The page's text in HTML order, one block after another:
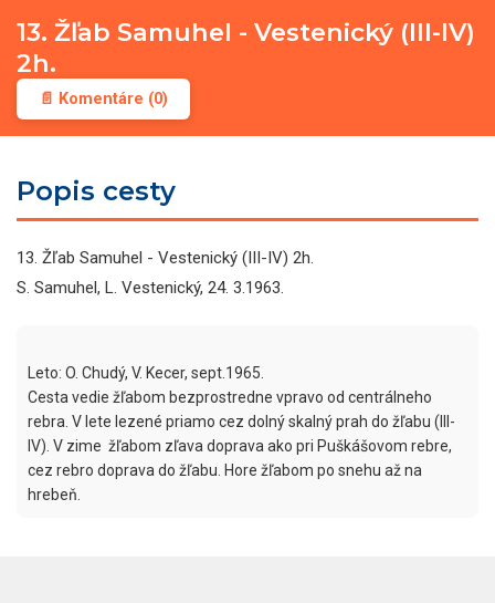
13. Žľab Samuhel - Vestenický (III-IV)
2h.
📄 Komentáre (0)
Popis cesty
13. Žľab Samuhel - Vestenický (III-IV) 2h.
S. Samuhel, L. Vestenický, 24. 3.1963.
Leto: O. Chudý, V. Kecer, sept.1965.
Cesta vedie žľabom bezprostredne vpravo od centrálneho
rebra. V lete lezené priamo cez dolný skalný prah do žľabu (III-
IV). V zime  žľabom zľava doprava ako pri Puškášovom rebre,
cez rebro doprava do žľabu. Hore žľabom po snehu až na
hrebeň.